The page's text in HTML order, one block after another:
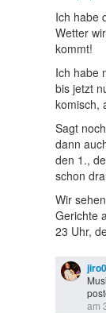
Ich habe
Wetter
kommt!
Ich habe
bis jetzt
komisch,
Sagt
dann
den 1.,
schon
Wir
Gerichte
23 Uhr,
am